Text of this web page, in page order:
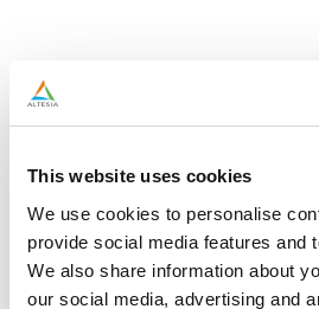
This website uses cookies
We use cookies to personalise
provide social media features and
We also share information about
our social media, advertising and